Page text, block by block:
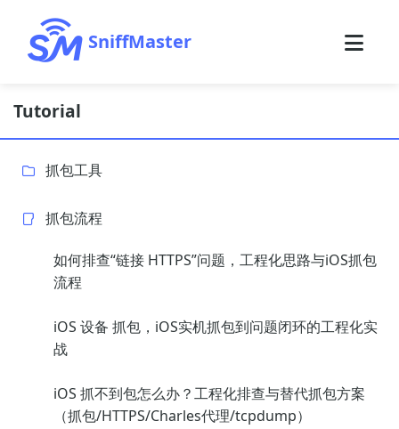
SniffMaster
Tutorial
抓包工具
抓包流程
如何排查“链接 HTTPS”问题，工程化思路与iOS抓包
流程
iOS 设备 抓包，iOS实机抓包到问题闭环的工程化实
战
iOS 抓不到包怎么办？工程化排查与替代抓包方案
（抓包/HTTPS/Charles代理/tcpdump）